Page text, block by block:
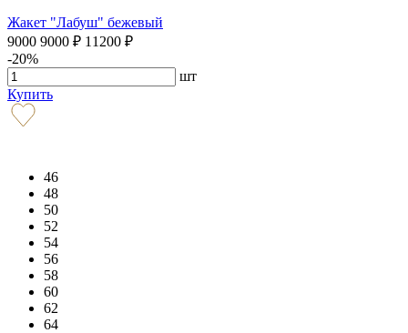
Жакет "Лабуш" бежевый
9000 9000 ₽ 11200 ₽
-20%
шт
Купить
46
48
50
52
54
56
58
60
62
64